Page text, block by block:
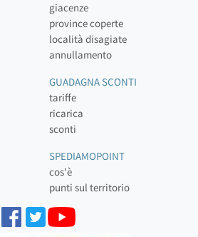
giacenze
province coperte
località disagiate
annullamento
GUADAGNA SCONTI
tariffe
ricarica
sconti
SPEDIAMOPOINT
cos'è
punti sul territorio